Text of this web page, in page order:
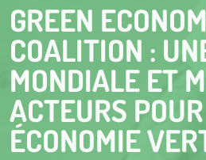
GREEN
COALITION :
MONDIALE ET
ACTEURS
ÉCONOMIE